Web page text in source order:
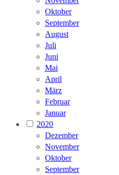
Oktober
September
August
Juli
Juni
Mai
April
März
Februar
Januar
2020
Dezember
November
Oktober
September